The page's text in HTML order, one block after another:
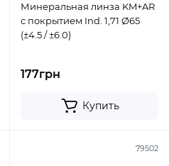
Минеральная линза KM+AR
с покрытием Ind. 1,71 Ø65
(±4.5 / ±6.0)
177грн
Купить
79502